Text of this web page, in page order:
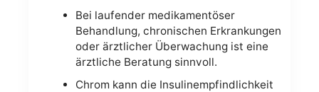
Bei laufender medikamentöser
Behandlung, chronischen Erkrankungen
oder ärztlicher Überwachung ist eine
ärztliche Beratung sinnvoll.
Chrom kann die Insulinempfindlichkeit